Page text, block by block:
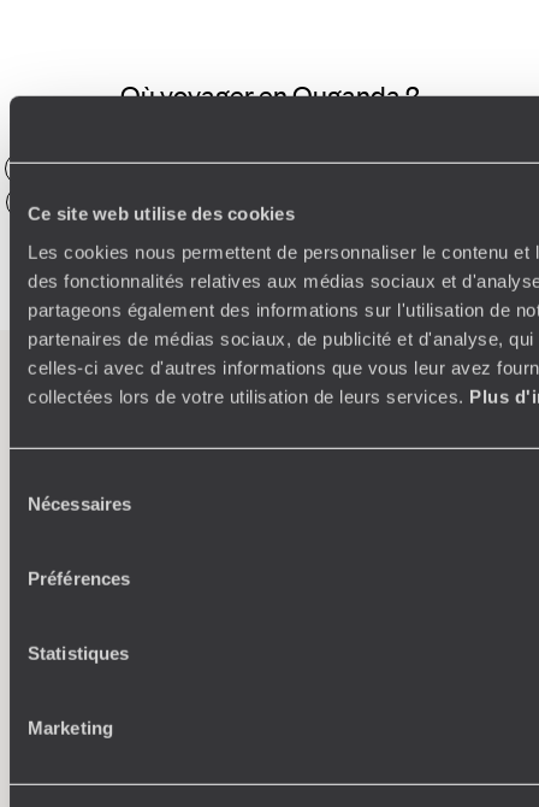
Ce site web utilise des cookies
Les cookies nous permettent de personnaliser le contenu et
des fonctionnalités relatives aux médias sociaux et
partageons également des informations sur l'utilisation de
partenaires de médias sociaux, de publicité et d'analyse,
celles-ci avec d'autres informations que vous leur avez
collectées lors de votre utilisation de leurs services. Plus
Nécessaires
Préférences
Statistiques
Marketing
Où voyager en Ouganda ?
Entebbe Elephant Bwindi National Park
Parc Queen Elizabeth
Ornithologie
Observation Animaux
L’espritVoyageurs du
Monde
Voyager en toute liberté selon ses envies,
Où je veux